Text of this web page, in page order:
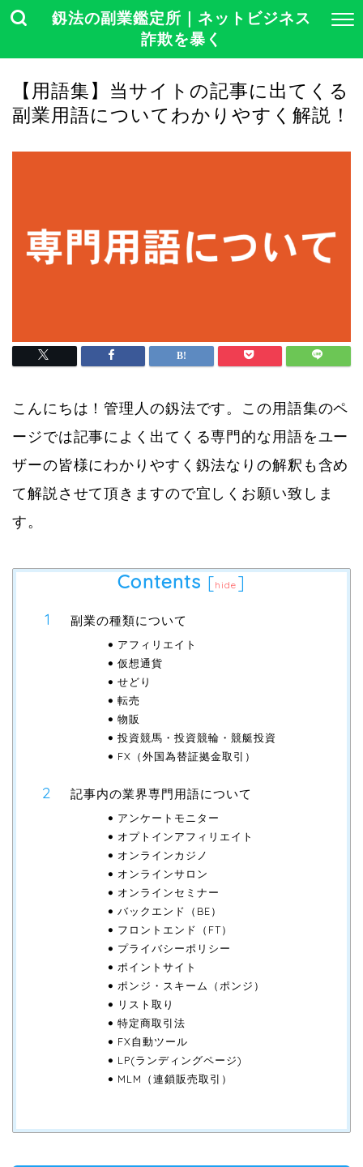
釼法の副業鑑定所｜ネットビジネス
詐欺を暴く
【用語集】当サイトの記事に出てくる
副業用語についてわかりやすく解説！
こんにちは！管理人の釼法です。この用語集のペ
ージでは記事によく出てくる専門的な用語をユー
ザーの皆様にわかりやすく釼法なりの解釈も含め
て解説させて頂きますので宜しくお願い致しま
す。
Contents [hide ]
副業の種類について
アフィリエイト
仮想通貨
せどり
転売
物販
投資競馬・投資競輪・競艇投資
FX（外国為替証拠金取引）
記事内の業界専門用語について
アンケートモニター
オプトインアフィリエイト
オンラインカジノ
オンラインサロン
オンラインセミナー
バックエンド（BE）
フロントエンド（FT）
プライバシーポリシー
ポイントサイト
ポンジ・スキーム（ポンジ）
リスト取り
特定商取引法
FX自動ツール
LP(ランディングページ)
MLM（連鎖販売取引）